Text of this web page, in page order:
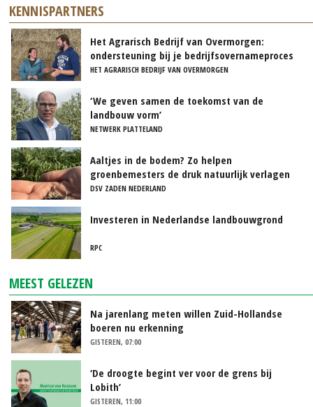
KENNISPARTNERS
Het Agrarisch Bedrijf van Overmorgen:
ondersteuning bij je bedrijfsovernameproces
HET AGRARISCH BEDRIJF VAN OVERMORGEN
‘We geven samen de toekomst van de
landbouw vorm’
NETWERK PLATTELAND
Aaltjes in de bodem? Zo helpen
groenbemesters de druk natuurlijk verlagen
DSV ZADEN NEDERLAND
Investeren in Nederlandse landbouwgrond
RPC
MEEST GELEZEN
Na jarenlang meten willen Zuid-Hollandse
boeren nu erkenning
GISTEREN, 07:00
‘De droogte begint ver voor de grens bij
Lobith’
GISTEREN, 11:00